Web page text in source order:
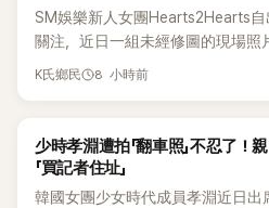
SM娛樂新人女團Hearts2Hearts
關注，近日一組未經修圖的現場照
烈討論，不少看過本人的網友更直呼
K氏鄉民 8 小時前
K-POP
少時孝淵遭拍「翻車照」不忍了
「買記者住址」
韓國女團少女時代成員孝淵近日出